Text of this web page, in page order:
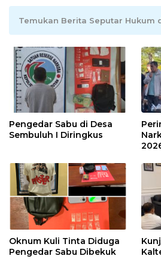
Temukan Berita Seputar Hukum
Pengedar Sabu di Desa
Sembuluh I Diringkus
Oknum Kuli Tinta Diduga
Pengedar Sabu Dibekuk